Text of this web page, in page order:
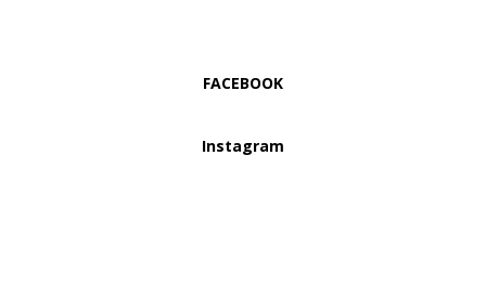
FACEBOOK
Instagram